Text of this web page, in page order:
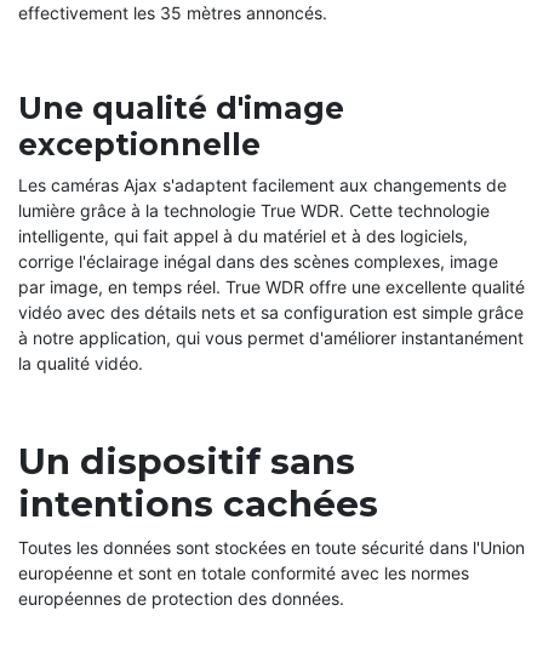
effectivement les 35 mètres annoncés.
Une qualité d'image
exceptionnelle
Les caméras Ajax s'adaptent facilement aux changements de
lumière grâce à la technologie True WDR. Cette technologie
intelligente, qui fait appel à du matériel et à des logiciels,
corrige l'éclairage inégal dans des scènes complexes, image
par image, en temps réel. True WDR offre une excellente qualité
vidéo avec des détails nets et sa configuration est simple grâce
à notre application, qui vous permet d'améliorer instantanément
la qualité vidéo.
Un dispositif sans
intentions cachées
Toutes les données sont stockées en toute sécurité dans l'Union
européenne et sont en totale conformité avec les normes
européennes de protection des données.